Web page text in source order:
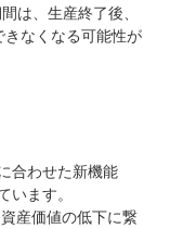
は、生産終了後、
なくなる可能性が
合わせた新機能
います。
産価値の低下に繋